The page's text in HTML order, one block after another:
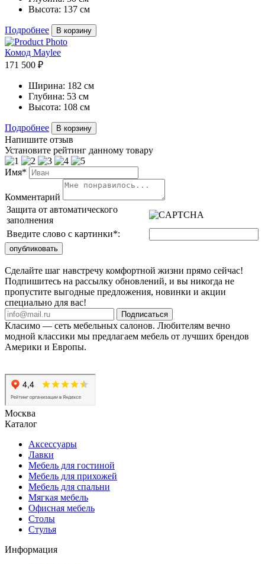
Высота: 137 см
Подробнее В корзину
Комод Maylee
171 500 ₽
Ширина: 182 см
Глубина: 53 см
Высота: 108 см
Подробнее В корзину
Напишите отзыв
Установите рейтинг данному товару
Имя*
Комментарий
Защита от автоматического
заполнения
Введите слово с картинки*:
Сделайте шаг навстречу комфортной жизни прямо сейчас!
Подпишитесь на рассылку обновлений, и вы никогда не
пропустите выгодные предложения, новинки и акции
специально для вас!
Подписаться
Класимо — cеть мебельных салонов. Любителям вечно
модной классики мы предлагаем мебель от лучших брендов
Америки и Европы.
Москва
Каталог
Аксессуары
Лавки
Мебель для гостиной
Мебель для прихожей
Мебель для спальни
Мягкая мебель
Офисная мебель
Столы
Стулья
Информация